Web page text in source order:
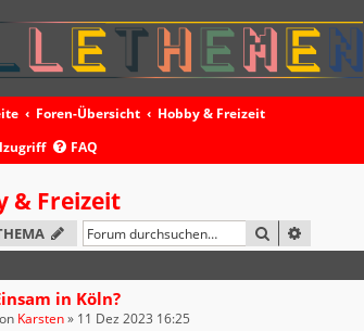
Foren-Übersicht
Hobby & Freizeit
FAQ
& Freizeit
SUCHE
in Köln?
Karsten» 11 Dez 2023 16:25